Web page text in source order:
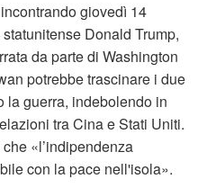
giovedì 14
Donald Trump,
da parte di Washington
potrebbe trascinare i due
la guerra, indebolendo in
tra Cina e Stati Uniti.
«l’indipendenza
con la pace nell'isola».